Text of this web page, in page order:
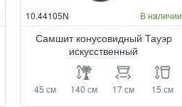
10.44105N В наличии
Самшит конусовидный Тауэр
искусственный
45 см 140 см 17 см 15 см